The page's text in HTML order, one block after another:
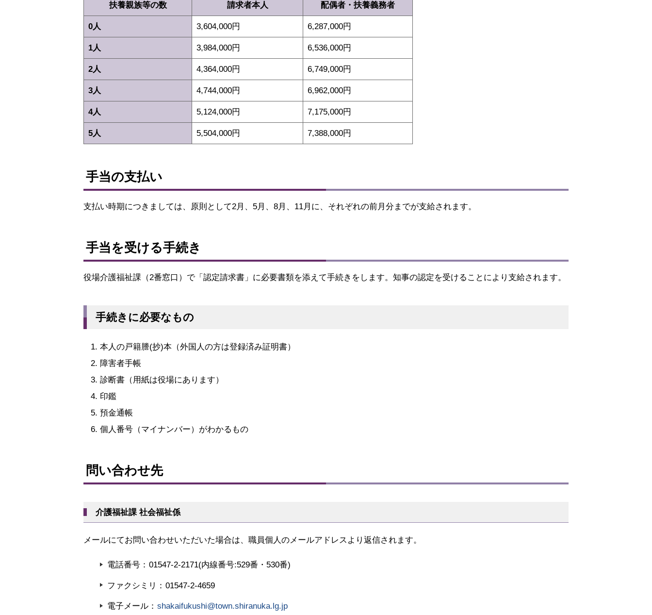
扶養親族等の数 請求者本人 配偶者・扶養義務者
0人 3,604,000円 6,287,000円
1人 3,984,000円 6,536,000円
2人 4,364,000円 6,749,000円
3人 4,744,000円 6,962,000円
4人 5,124,000円 7,175,000円
5人 5,504,000円 7,388,000円
ッ
プ
戻
手当の支払い
支払い時期につきましては、原則として2月、5月、8月、11月に、それぞれの前月分までが支給されます。
ッ
プ
戻
手当を受ける手続き
役場介護福祉課（2番窓口）で「認定請求書」に必要書類を添えて手続きをします。知事の認定を受けることにより支給されます。
手続きに必要なもの
本人の戸籍謄(抄)本（外国人の方は登録済み証明書）
障害者手帳
診断書（用紙は役場にあります）
印鑑
預金通帳
個人番号（マイナンバー）がわかるもの
ッ
プ
る
問い合わせ先
介護福祉課 社会福祉係
メールにてお問い合わせいただいた場合は、職員個人のメールアドレスより返信されます。
電話番号 01547-2-2171(内線番号:529番・530番)
ファクシミリ 01547-2-4659
電子メール shakaifukushi@town.shiranuka.lg.jp